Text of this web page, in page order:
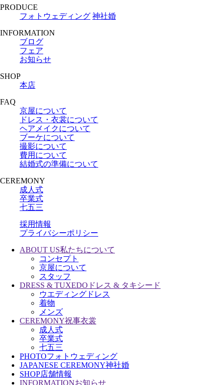
PRODUCE
フォトウェディング 神社婚
INFORMATION
ブログ
フェア
お知らせ
SHOP
本店
FAQ
京屋について
ドレス・衣裳について
ヘアメイクについて
ブーケについて
撮影について
費用について
結婚式の準備について
CEREMONY
成人式
卒業式
七五三
採用情報
プライバシーポリシー
ABOUT US私たちについて
コンセプト
京屋について
スタッフ
DRESS & TUXEDO ドレス & タキシード
ウエディングドレス
着物
メンズ
CEREMONY祝事衣裳
成人式
卒業式
七五三
PHOTOフォトウェディング
JAPANESE CEREMONY神社婚
SHOP店舗情報
INFORMATIONお知らせ